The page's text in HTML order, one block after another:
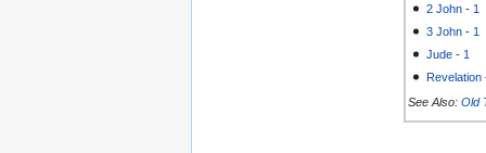
2 John - 1
3 John - 1
Jude - 1
Revelation
See Also: Old